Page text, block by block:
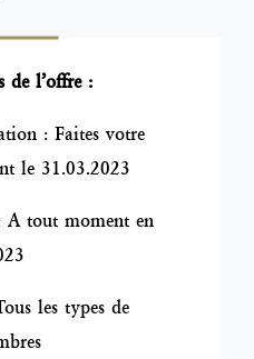
de l’offre :
: Faites votre
le 31.03.2023
A tout moment en
les types de